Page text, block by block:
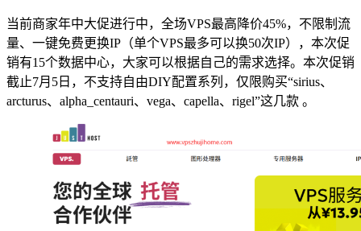
当前商家年中大促进行中，全场VPS最高降价45%，不限制流
量、一键免费更换IP（单个VPS最多可以换50次IP），本次促
销有15个数据中心，大家可以根据自己的需求选择。本次促销
截止7月5日，不支持自由DIY配置系列，仅限购买“sirius、
arcturus、alpha_centauri、vega、capella、rigel”这几款 。